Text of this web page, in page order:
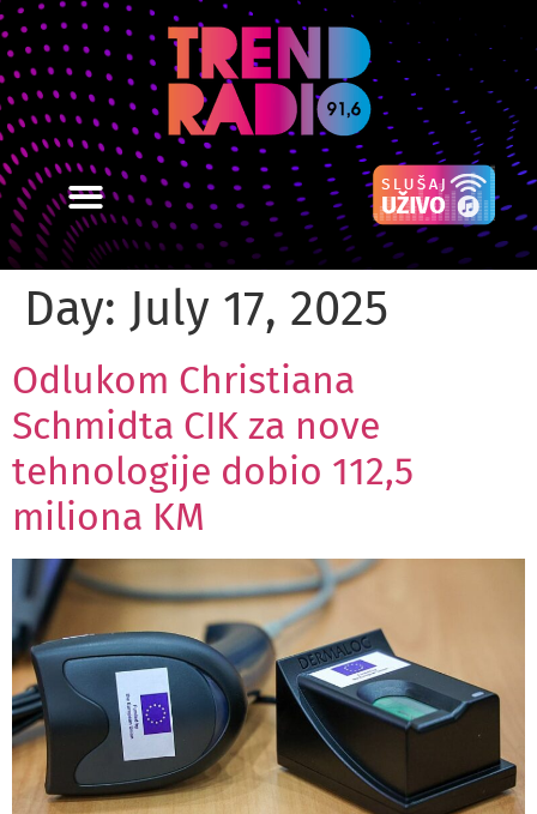
Day: July 17, 2025
Odlukom Christiana
Schmidta CIK za nove
tehnologije dobio 112,5
miliona KM